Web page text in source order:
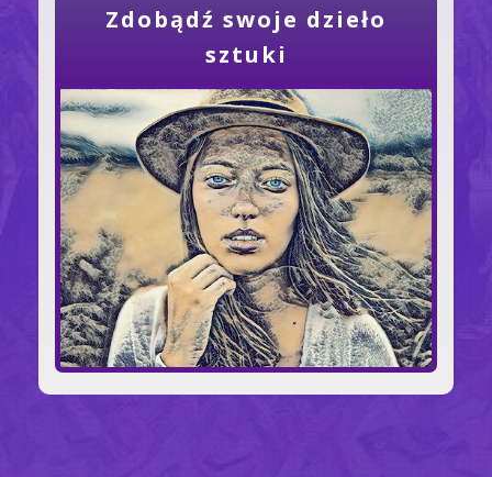
Zdobądź swoje dzieło
sztuki